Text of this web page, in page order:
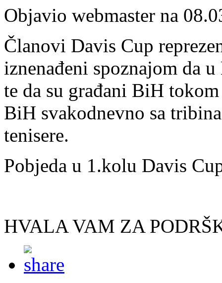
Objavio webmaster na
Članovi Davis Cup
iznenađeni spoznajom da
te da su građani BiH
BiH svakodnevno sa
tenisere.
Pobjeda u 1.kolu Davis
HVALA VAM ZA